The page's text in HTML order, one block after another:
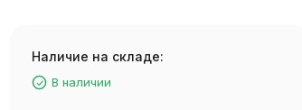
Наличие на складе:
В наличии